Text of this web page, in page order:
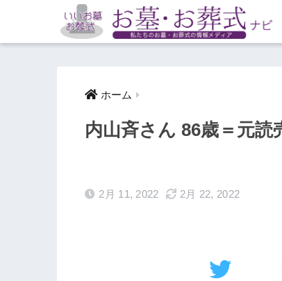
ホーム
内山斉さん 86歳＝元
2月 11, 2022 2月 22, 2022